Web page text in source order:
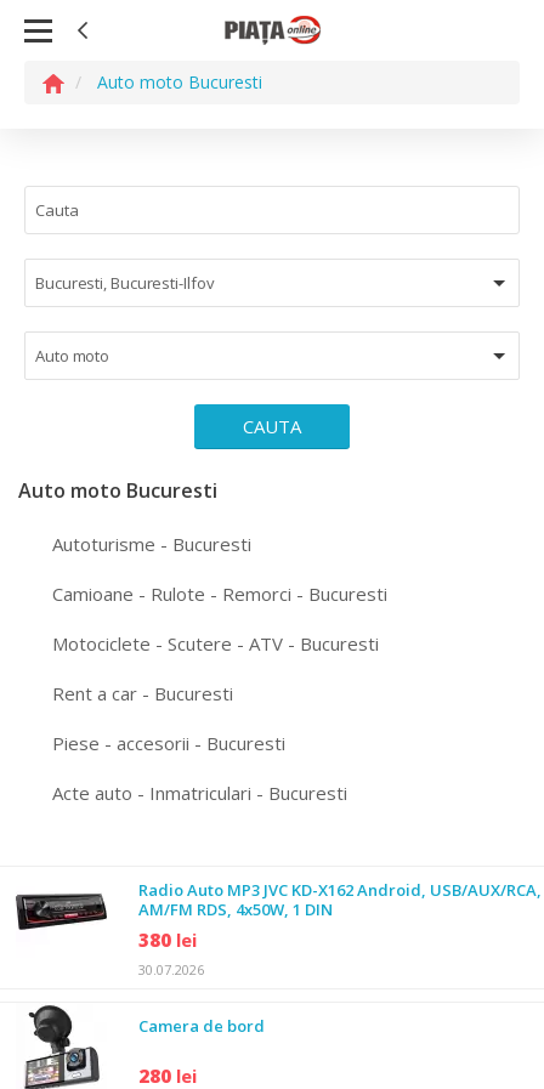
Auto moto Bucuresti
Bucuresti, Bucuresti-Ilfov
Auto moto
CAUTA
Auto moto Bucuresti
Autoturisme - Bucuresti
Camioane - Rulote - Remorci - Bucuresti
Motociclete - Scutere - ATV - Bucuresti
Rent a car - Bucuresti
Piese - accesorii - Bucuresti
Acte auto - Inmatriculari - Bucuresti
Radio Auto MP3 JVC KD-X162 Android, USB/AUX/RCA,
AM/FM RDS, 4x50W, 1 DIN
380 lei
30.07.2026
Camera de bord
280 lei